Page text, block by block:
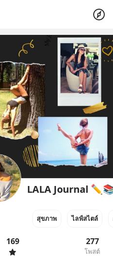
LALA Journal
สุขภาพ ไลฟ์สไตล์
169 277
โพสต์